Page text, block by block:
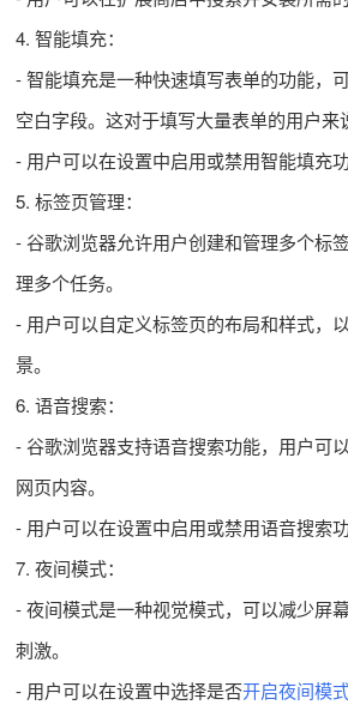
4. 智能填充：
- 智能填充是一种快速填写表单的功能，
空白字段。这对于填写大量表单的用户来
- 用户可以在设置中启用或禁用智能填充功
5. 标签页管理：
- 谷歌浏览器允许用户创建和管理多个标
理多个任务。
- 用户可以自定义标签页的布局和样式，
景。
6. 语音搜索：
- 谷歌浏览器支持语音搜索功能，用户可
网页内容。
- 用户可以在设置中启用或禁用语音搜索功
7. 夜间模式：
- 夜间模式是一种视觉模式，可以减少屏
刺激。
- 用户可以在设置中选择是否开启夜间模